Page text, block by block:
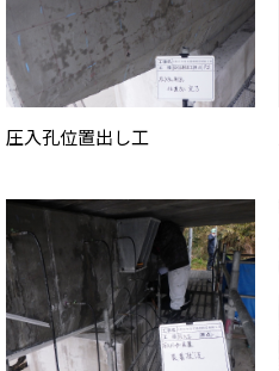
圧入孔位置出し工